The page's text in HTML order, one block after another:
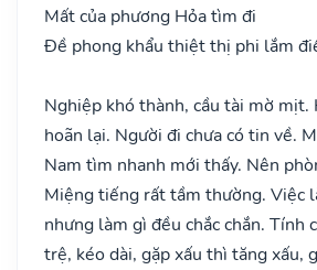
Mất của phương Hỏa tìm đi
Đề phong khẩu thiệt thị phi lắm
Nghiệp khó thành, cầu tài mờ mịt.
hoãn lại. Người đi chưa có tin về.
Nam tìm nhanh mới thấy. Nên
Miệng tiếng rất tầm thường. Việc
nhưng làm gì đều chắc chắn. Tính
trệ, kéo dài, gặp xấu thì tăng xấu,